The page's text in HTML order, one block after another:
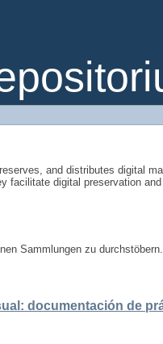
and distributes digital
facilitate digital preservation
Sammlungen zu durchstöbern.
documentación de